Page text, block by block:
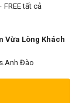
tất cả
Vừa Lòng Khách
Đào